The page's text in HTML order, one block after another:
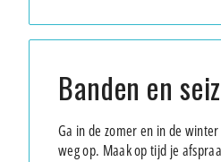
Banden en
Ga in de zomer en in de
weg op. Maak op tijd je